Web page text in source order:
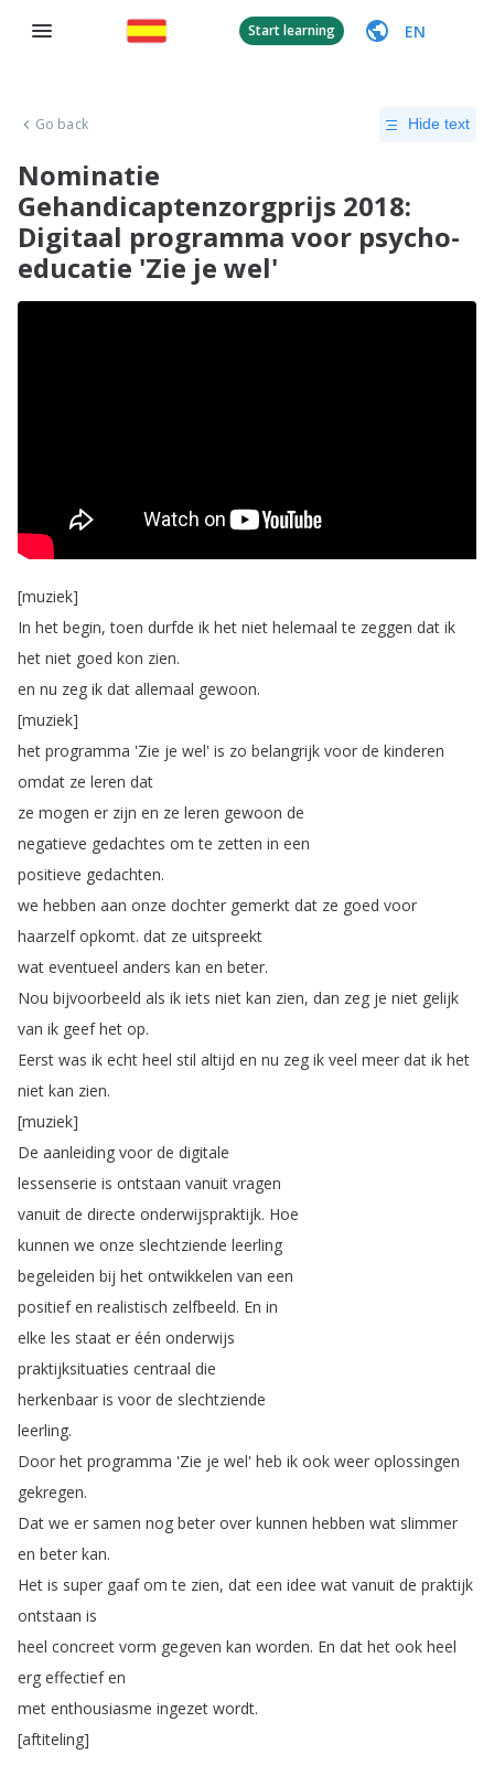
Start learning EN
Go back Hide text
Nominatie
Gehandicaptenzorgprijs 2018:
Digitaal programma voor psycho-
educatie 'Zie je wel'
[muziek]
In het begin,toen durfde ik het niet helemaal te zeggen dat ik
het niet goed kon zien.
en nu zeg ik dat allemaal gewoon.
[muziek]
het programma 'Zie je wel' is zo belangrijk voor de kinderen
omdat ze leren dat
ze mogen er zijn en ze leren gewoon de
negatieve gedachtes om te zetten in een
positieve gedachten.
we hebben aan onze dochter gemerkt dat ze goed voor
haarzelf opkomt. dat ze uitspreekt
wat eventueel anders kan en beter.
Nou bijvoorbeeld als ik iets niet kan zien, dan zeg je niet gelijk
van ik geef het op.
Eerst was ik echt heel stil altijd en nu zeg ik veel meer dat ik het
niet kan zien.
[muziek]
De aanleiding voor de digitale
lessenserie is ontstaan vanuit vragen
vanuit de directe onderwijspraktijk. Hoe
kunnen we onze slechtziende leerling
begeleiden bij het ontwikkelen van een
positief en realistisch zelfbeeld. En in
elke les staat er één onderwijs
praktijksituaties centraal die
herkenbaar is voor de slechtziende
leerling.
Door het programma 'Zie je wel' heb ik ook weer oplossingen
gekregen.
Dat we er samen nog beter over kunnen hebben wat slimmer
en beter kan.
Het is super gaaf om te zien, dat een idee wat vanuit de praktijk
ontstaan is
heel concreet vorm gegeven kan worden. En dat het ook heel
erg effectief en
met enthousiasme ingezet wordt.
[aftiteling]